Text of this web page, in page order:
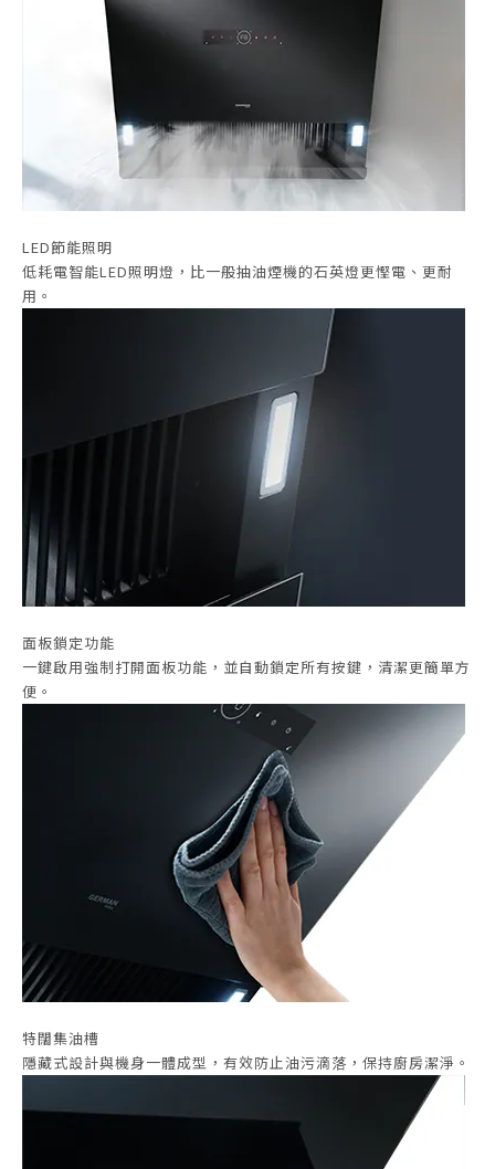
LED節能照明
低耗電智能LED照明燈，比一般抽油煙機的石英燈更慳電、更耐
用。
面板鎖定功能
一鍵啟用強制打開面板功能，並自動鎖定所有按鍵，清潔更簡單方
便。
特闊集油槽
隱藏式設計與機身一體成型，有效防止油污滴落，保持廚房潔淨。